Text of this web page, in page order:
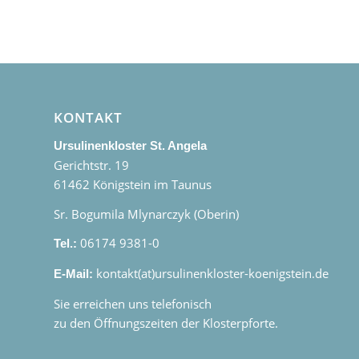
KONTAKT
Ursulinenkloster St. Angela
Gerichtstr. 19
61462 Königstein im Taunus
Sr. Bogumila Mlynarczyk (Oberin)
Tel.: 06174 9381-0
E-Mail: kontakt(at)ursulinenkloster-koenigstein.de
Sie erreichen uns telefonisch
zu den Öffnungszeiten der Klosterpforte.